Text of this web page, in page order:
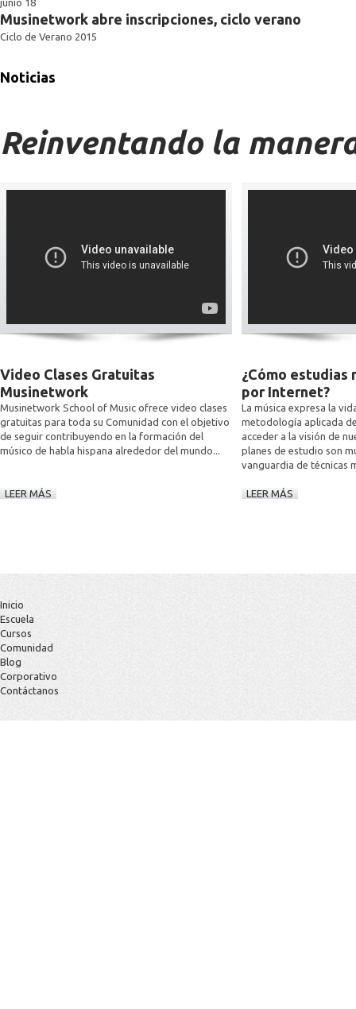
junio 18
Musinetwork abre inscripciones, ciclo verano
Ciclo de Verano 2015
Noticias
Reinventando la
Video Clases Gratuitas
Musinetwork
Musinetwork School of Music ofrece video clases
gratuitas para toda su Comunidad con el objetivo
de seguir contribuyendo en la formación del
músico de habla hispana alrededor del mundo...
LEER MÁS
¿Cómo estudias
por Internet?
La música expresa la
metodología aplicada
acceder a la visión de
planes de estudio son
vanguardia de técnicas
LEER MÁS
Inicio
Escuela
Cursos
Comunidad
Blog
Corporativo
Contáctanos